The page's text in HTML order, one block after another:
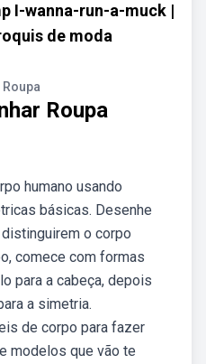
I-wanna-run-a-muck |
de moda
Roupa
humano usando
básicas. Desenhe
o corpo
comece com formas
para a cabeça, depois
a simetria.
de corpo para fazer
modelos que vão te